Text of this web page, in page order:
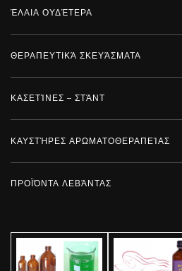
ΈΛΑΙΑ ΟΥΔΈΤΕΡΑ
ΘΕΡΑΠΕΥΤΙΚΆ ΣΚΕΥΆΣΜΑΤΑ
ΚΑΣΕΤΊΝΕΣ – ΣΤΆΝΤ
ΚΑΥΣΤΉΡΕΣ ΑΡΩΜΑΤΟΘΕΡΑΠΕΊΑΣ
ΠΡΟΪΌΝΤΑ ΛΕΒΆΝΤΑΣ